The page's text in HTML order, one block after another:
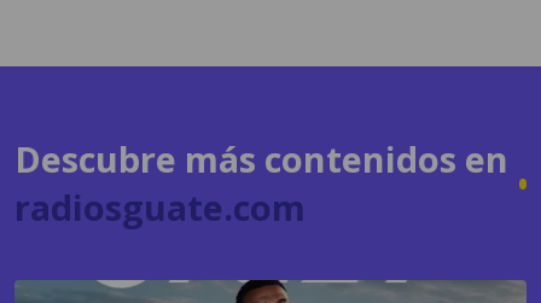
Descubre más contenidos en
radiosguate.com